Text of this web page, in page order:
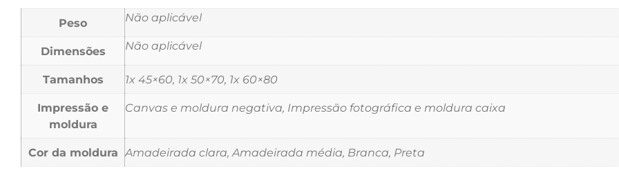
Peso Não aplicável
Dimensões Não aplicável
Tamanhos 1x 45×60, 1x 50×70, 1x 60×80
Impressão e
moldura
Canvas e moldura negativa, Impressão fotográfica e moldura caixa
Cor da moldura Amadeirada clara, Amadeirada média, Branca, Preta